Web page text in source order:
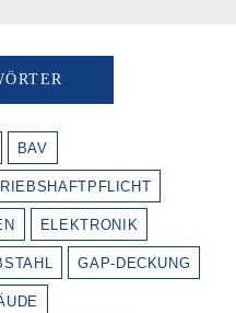
BAV
ELEKTRONIK
GAP-DECKUNG